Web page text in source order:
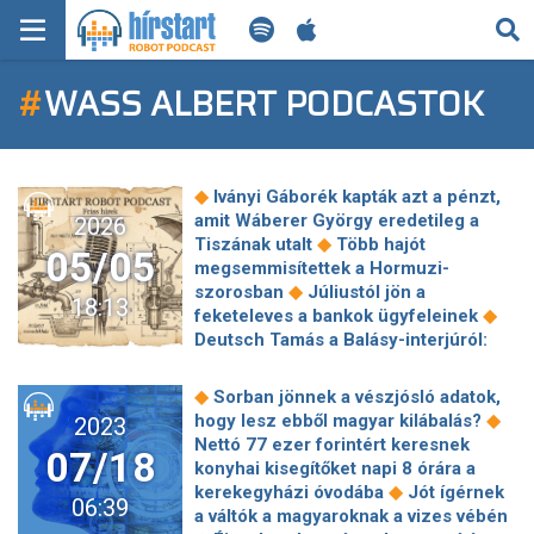
KERESÉS
KEZDŐLAP
FRISS HÍREK
TECH HÍREK
FILM-ZENE-SZÓRAKOZÁS
PLAYLIST
MI AZ A ROBOT PODCAST?
#WASS ALBERT PODCASTOK
2026
05/05
18:13
◆ Iványi Gáborék kapták azt a pénzt,
amit Wáberer György eredetileg a
Tiszának utalt ◆ Több hajót
megsemmisítettek a Hormuzi-
szorosban ◆ Júliustól jön a
feketeleves a bankok ügyfeleinek ◆
Deutsch Tamás a Balásy-interjúról:
gondolni
◆Huth Gergely a Balásy
Gyula-interjúról: "Ami most zajlik, az
nem egy demokratikus aktus, hanem
egy jó előre eltervezett államcsíny"
Mazsihisz: Wass Albertnek nincs
helye érettségin ◆Végleg
2023
07/18
06:39
◆ Sorban jönnek a vészjósló adatok,
hogy lesz ebből magyar kilábalás? ◆
Nettó 77 ezer forintért keresnek
konyhai kisegítőket napi 8 órára a
kerekegyházi óvodába ◆ Jót ígérnek
a váltók a magyaroknak a vizes vébén